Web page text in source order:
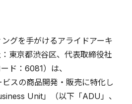
グを手がけるアライドアーキ
東京都渋谷区、代表取締役社
ド：6081）は、
スの商品開発・販売に特化し
Unit」（以下「ADU」、